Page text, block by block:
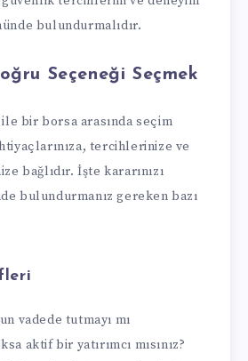
bulundurmalıdır.
Seçeneği Seçmek
bir borsa arasında seçim
tercihlerinize ve
bağlıdır. İşte kararınızı
bulundurmanız gereken bazı
vadede tutmayı mı
aktif bir yatırımcı mısınız?